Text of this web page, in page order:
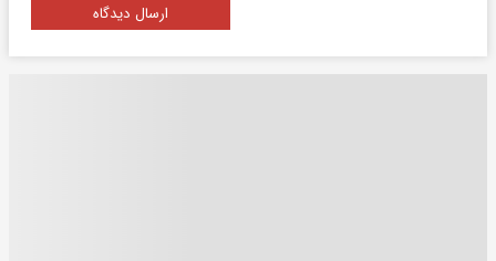
ارسال دیدگاه